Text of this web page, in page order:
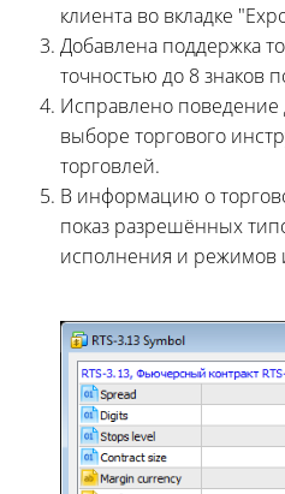
клиента во вкладке
Добавлена поддержка
точностью до 8 знаков
Исправлено поведение
выборе торгового
торговлей.
В информацию о
показ разрешённых
исполнения и режимов